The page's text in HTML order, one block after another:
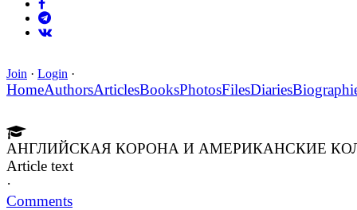
Join · Login ·
HomeAuthorsArticlesBooksPhotosFilesDiaries
АНГЛИЙСКАЯ КОРОНА И АМЕРИКАНСКИЕ
Article text
·
Comments